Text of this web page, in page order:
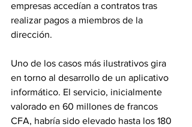
empresas accedían a contratos tras
realizar pagos a miembros de la
dirección.
Uno de los casos más ilustrativos gira
en torno al desarrollo de un aplicativo
informático. El servicio, inicialmente
valorado en 60 millones de francos
CFA, habría sido elevado hasta los 180